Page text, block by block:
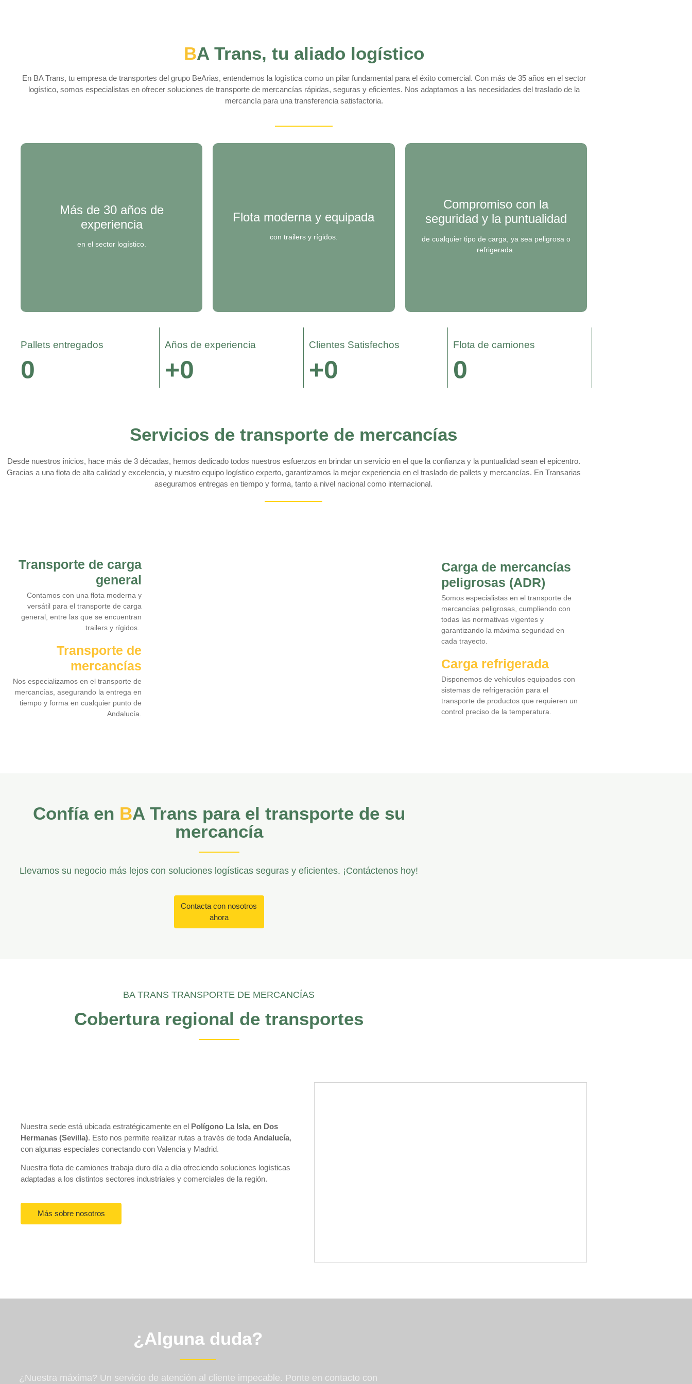
BA Trans, tu aliado logístico
En BA Trans, tu empresa de transportes del grupo BeArias, entendemos la logística como un pilar fundamental para el éxito comercial. Con más de 35 años en el sector
logístico, somos especialistas en ofrecer soluciones de transporte de mercancías rápidas, seguras y eficientes. Nos adaptamos a las necesidades del traslado de la
mercancía para una transferencia satisfactoria.
Más de 30 años de
experiencia
en el sector logístico.
Flota moderna y equipada
con trailers y rígidos.
Compromiso con la
seguridad y la puntualidad
de cualquier tipo de carga, ya sea peligrosa o
refrigerada.
Pallets entregados​
0
Años de experiencia​
+0
Clientes Satisfechos​
+0
Flota de camiones​
0
Servicios de transporte de mercancías
Desde nuestros inicios, hace más de 3 décadas, hemos dedicado todos nuestros esfuerzos en brindar un servicio en el que la confianza y la puntualidad sean el epicentro.
Gracias a una flota de alta calidad y excelencia, y nuestro equipo logístico experto, garantizamos la mejor experiencia en el traslado de pallets y mercancías. En Transarias
aseguramos entregas en tiempo y forma, tanto a nivel nacional como internacional.
Transporte de carga
general
Contamos con una flota moderna y
versátil para el transporte de carga
general, entre las que se encuentran
trailers y rígidos.
Transporte de
mercancías
Nos especializamos en el transporte de
mercancías, asegurando la entrega en
tiempo y forma en cualquier punto de
Andalucía.
Carga de mercancías
peligrosas (ADR)
Somos especialistas en el transporte de
mercancías peligrosas, cumpliendo con
todas las normativas vigentes y
garantizando la máxima seguridad en
cada trayecto.
Carga refrigerada
Disponemos de vehículos equipados con
sistemas de refrigeración para el
transporte de productos que requieren un
control preciso de la temperatura.
Confía en BA Trans para el transporte de su
mercancía
Llevamos su negocio más lejos con soluciones logísticas seguras y eficientes. ¡Contáctenos hoy!
Contacta con nosotros
ahora
BA TRANS TRANSPORTE DE MERCANCÍAS
Cobertura regional de transportes
Nuestra sede está ubicada estratégicamente en el Polígono La Isla, en Dos
Hermanas (Sevilla). Esto nos permite realizar rutas a través de toda Andalucía,
con algunas especiales conectando con Valencia y Madrid.
Nuestra flota de camiones trabaja duro día a día ofreciendo soluciones logísticas
adaptadas a los distintos sectores industriales y comerciales de la región.
Más sobre nosotros
¿Alguna duda?
¿Nuestra máxima? Un servicio de atención al cliente impecable. Ponte en contacto con